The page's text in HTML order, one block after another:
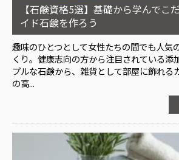
【石鹸資格5選】基礎から学んでこ
イド石鹸を作ろう
趣味のひとつとして女性たちの間でも人気
くり。健康志向の方から注目されている添
プルな石鹸から、雑貨として部屋に飾れる
の高...